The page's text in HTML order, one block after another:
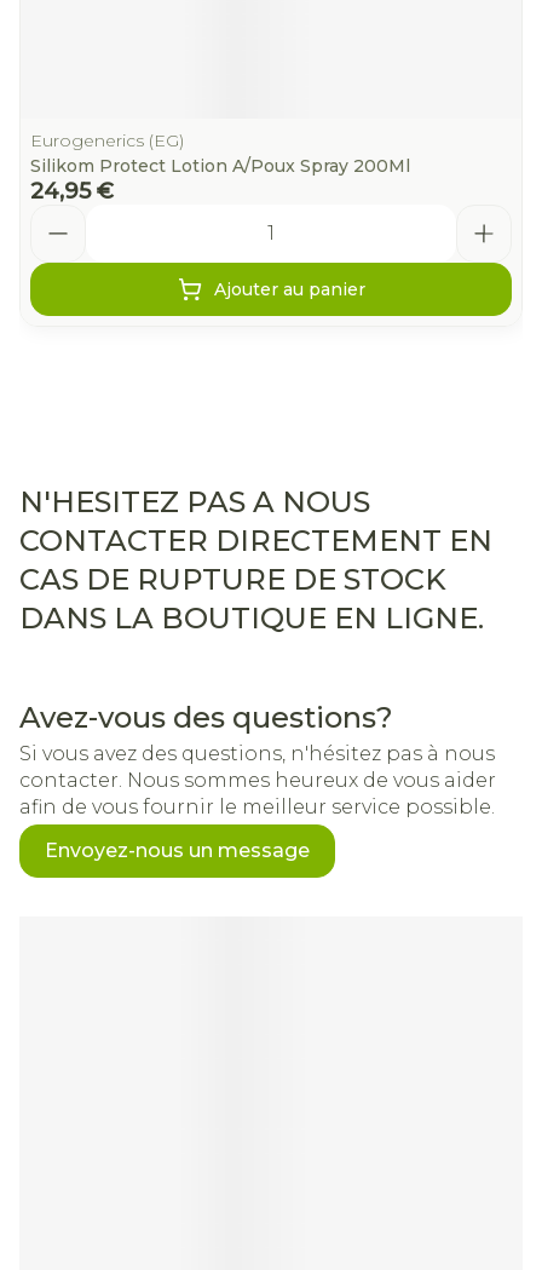
Eurogenerics (EG)
Silikom Protect Lotion A/Poux Spray 200Ml
24,95 €
Ajouter au panier
N'HESITEZ PAS A NOUS
CONTACTER DIRECTEMENT EN
CAS DE RUPTURE DE STOCK
DANS LA BOUTIQUE EN LIGNE.
Avez-vous des questions?
Si vous avez des questions, n'hésitez pas à nous
contacter. Nous sommes heureux de vous aider
afin de vous fournir le meilleur service possible.
Envoyez-nous un message